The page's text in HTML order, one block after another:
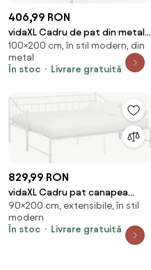
406,99 RON
vidaXL Cadru de pat din metal
cu tăblie, alb, 100x200 cm
100×200 cm, în stil modern, din
metal
În stoc
Livrare gratuită
829,99 RON
vidaXL Cadru pat canapea
extensibilă, alb, 90x200 cm,
metal
90×200 cm, extensibile, în stil
modern
În stoc
Livrare gratuită